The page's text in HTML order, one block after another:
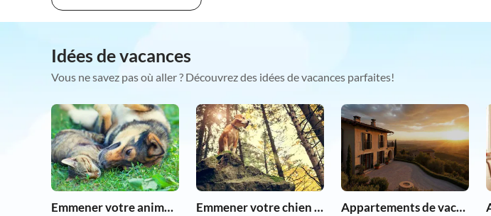
Idées de vacances
Vous ne savez pas où aller ? Découvrez des idées de vacances parfaites!
Emmener votre animal en vacances Emmener votre chien en vacances Appartements de vacances pas chers